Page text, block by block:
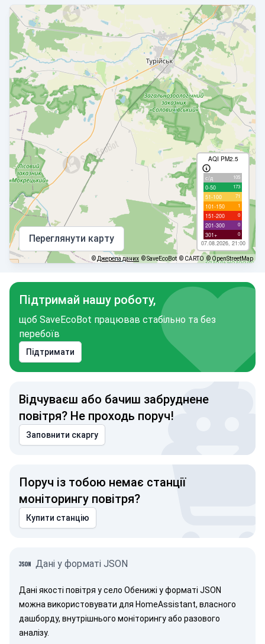
AQI PM2.5
с/д 105
0-50 173
51-100 71
101-150 1
151-200 0
201-300 0
301+ 0
07.08.2026, 21:00
Переглянути карту
© Джерела даних © SaveEcoBot © CARTO © OpenStreetMap
Підтримай нашу роботу,
щоб SaveEcoBot працював стабільно та без
перебоїв
Підтримати
Відчуваєш або бачиш забруднене
повітря? Не проходь поруч!
Заповнити скаргу
Поруч із тобою немає станції
моніторингу повітря?
Купити станцію
Дані у форматі JSON
Дані якості повітря у село Обенижі у форматі JSON
можна використовувати для HomeAssistant, власного
дашборду, внутрішнього моніторингу або разового
аналізу.